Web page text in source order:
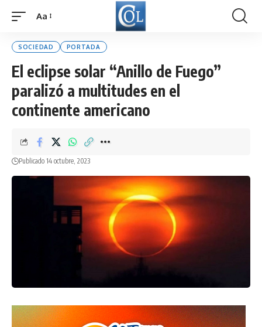
Font
Aa
SOCIEDAD PORTADA
El eclipse solar “Anillo de Fuego”
paralizó a multitudes en el
continente americano
Publicado 14 octubre, 2023